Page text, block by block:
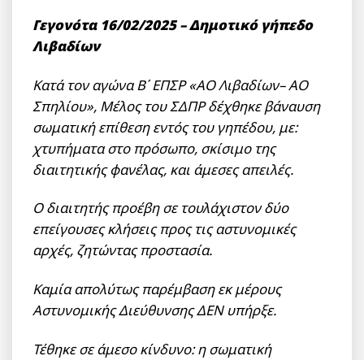
Γεγονότα 16/02/2025 – Δημοτικό γήπεδο
Λιβαδίων
Κατά τον αγώνα Β΄ ΕΠΣΡ «ΑΟ Λιβαδίων– ΑΟ
Σπηλίου», Μέλος του ΣΔΠΡ δέχθηκε βάναυση
σωματική επίθεση εντός του γηπέδου, με:
χτυπήματα στο πρόσωπο, σκίσιμο της
διαιτητικής φανέλας, και άμεσες απειλές.
Ο διαιτητής προέβη σε τουλάχιστον δύο
επείγουσες κλήσεις προς τις αστυνομικές
αρχές, ζητώντας προστασία.
Καμία απολύτως παρέμβαση εκ μέρους
Αστυνομικής Διεύθυνσης ΔΕΝ υπήρξε.
Τέθηκε σε άμεσο κίνδυνο: η σωματική